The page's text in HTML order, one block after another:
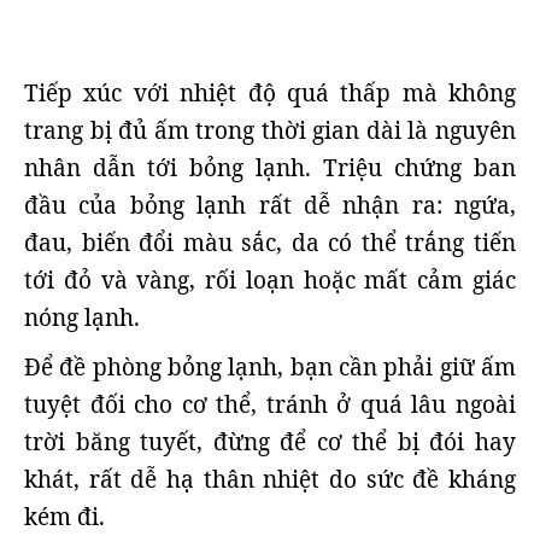
Tiếp xúc với nhiệt độ quá thấp mà không
trang bị đủ ấm trong thời gian dài là nguyên
nhân dẫn tới bỏng lạnh. Triệu chứng ban
đầu của bỏng lạnh rất dễ nhận ra: ngứa,
đau, biến đổi màu sắc, da có thể trắng tiến
tới đỏ và vàng, rối loạn hoặc mất cảm giác
nóng lạnh.
Để đề phòng bỏng lạnh, bạn cần phải giữ ấm
tuyệt đối cho cơ thể, tránh ở quá lâu ngoài
trời băng tuyết, đừng để cơ thể bị đói hay
khát, rất dễ hạ thân nhiệt do sức đề kháng
kém đi.